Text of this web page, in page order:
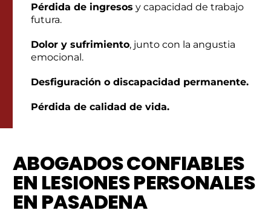
Pérdida de ingresos y capacidad de trabajo
futura.
Dolor y sufrimiento, junto con la angustia
emocional.
Desfiguración o discapacidad permanente.
Pérdida de calidad de vida.
ABOGADOS CONFIABLES
EN LESIONES PERSONALES
EN PASADENA